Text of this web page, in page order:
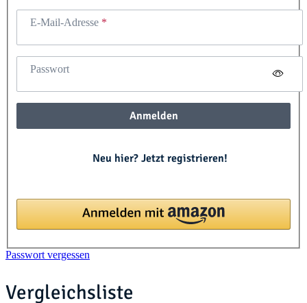
E-Mail-Adresse
Passwort
Anmelden
Neu hier? Jetzt registrieren!
Passwort vergessen
Vergleichsliste